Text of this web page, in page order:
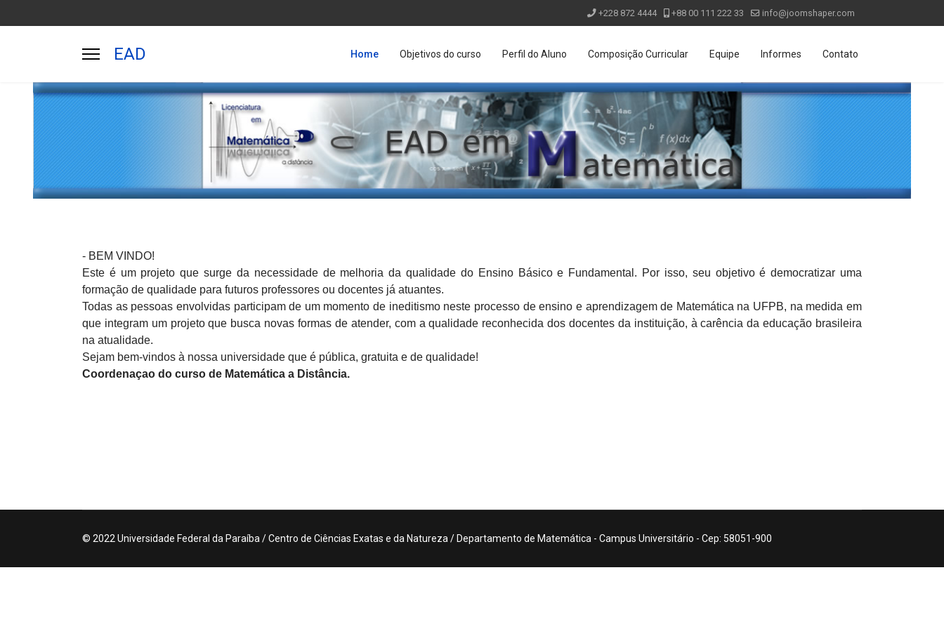
+228 872 4444 +88 00 111 222 33 info@joomshaper.com
EAD Home Objetivos do curso Perfil do Aluno Composição Curricular Equipe Informes Contato
- BEM VINDO!
Este é um projeto que surge da necessidade de melhoria da qualidade do Ensino Básico e Fundamental. Por isso, seu objetivo é democratizar uma
formação de qualidade para futuros professores ou docentes já atuantes.
Todas as pessoas envolvidas participam de um momento de ineditismo neste processo de ensino e aprendizagem de Matemática na UFPB, na medida em
que integram um projeto que busca novas formas de atender, com a qualidade reconhecida dos docentes da instituição, à carência da educação brasileira
na atualidade.
Sejam bem-vindos à nossa universidade que é pública, gratuita e de qualidade!
Coordenaçao do curso de Matemática a Distância.
© 2022 Universidade Federal da Paraíba / Centro de Ciências Exatas e da Natureza / Departamento de Matemática - Campus Universitário - Cep: 58051-900